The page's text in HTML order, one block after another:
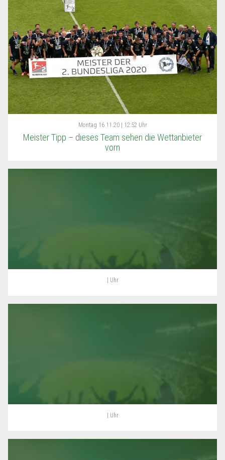
Montag 16.11.20 | 12:52 Uhr
Meister Tipp – dieses Team sehen die Wettanbieter
vorn
| Uhr
| Uhr